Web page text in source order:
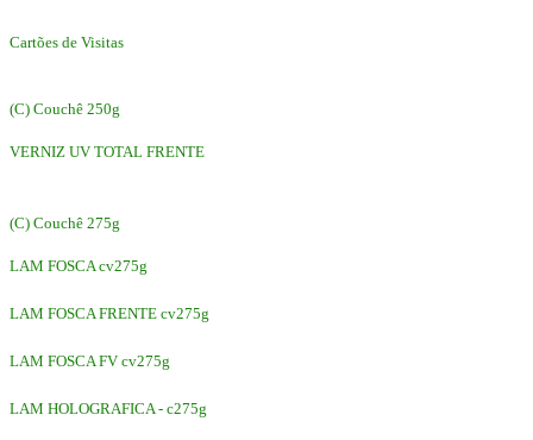
Cartões de Visitas
(C) Couchê 250g
VERNIZ UV TOTAL FRENTE
(C) Couchê 275g
LAM FOSCA cv275g
LAM FOSCA FRENTE cv275g
LAM FOSCA FV cv275g
LAM HOLOGRAFICA - c275g